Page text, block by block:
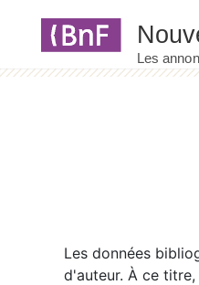
Les données
d'auteur. À ce